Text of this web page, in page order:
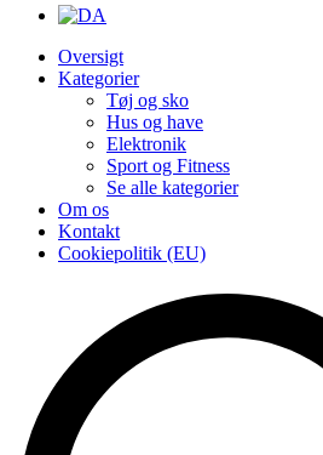
Oversigt
Kategorier
Tøj og sko
Hus og have
Elektronik
Sport og Fitness
Se alle kategorier
Om os
Kontakt
Cookiepolitik (EU)